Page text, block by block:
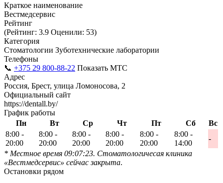
Краткое наименование
Вестмедсервис
Рейтинг
(Рейтинг: 3.9 Оценили: 53)
Категория
Стоматологии Зуботехнические лаборатории
Телефоны
📞 +375 29 800-88-22 Показать МТС
Адрес
Россия, Брест, улица Ломоносова, 2
Официальный сайт
https://dentall.by/
График работы
Пн
Вт Ср Чт Пт Сб
Вс
8:00 -
20:00
8:00 -
20:00
8:00 -
20:00
8:00 -
20:00
8:00 -
20:00
8:00 -
14:00
-
* Местное время 09:07:23. Стоматологичесая клиника
«Вестмедсервис» сейчас закрыта.
Остановки рядом